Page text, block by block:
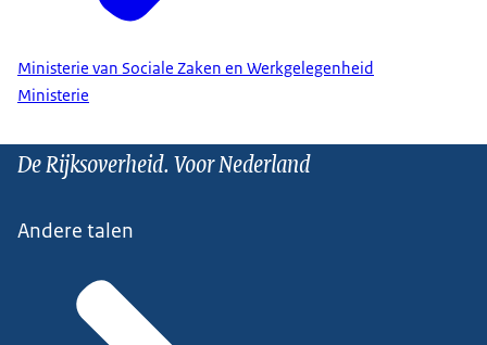
Ministerie van Sociale Zaken en Werkgelegenheid
Ministerie
De Rijksoverheid. Voor Nederland
Andere talen